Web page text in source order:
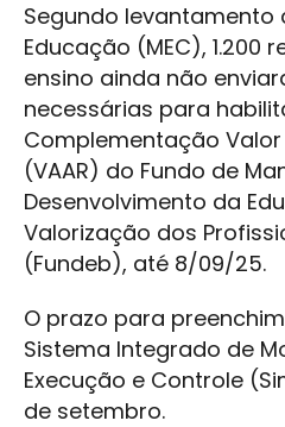
Segundo levantamento
Educação (MEC), 1.200
ensino ainda não
necessárias para
Complementação
(VAAR) do Fundo de
Desenvolvimento da
Valorização dos
(Fundeb), até 8/09/25.
O prazo para
Sistema Integrado de
Execução e Controle
de setembro.